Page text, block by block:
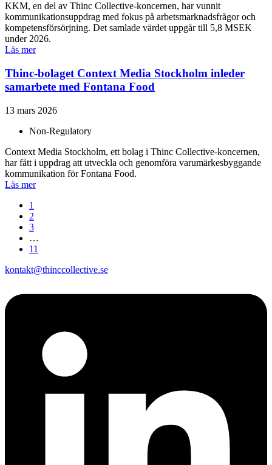
KKM, en del av Thinc Collective-koncernen, har vunnit
kommunikationsuppdrag med fokus på arbetsmarknadsfrågor och
kompetensförsörjning. Det samlade värdet uppgår till 5,8 MSEK
under 2026.
Läs mer
Thinc-bolaget Context Media Stockholm inleder
samarbete med Fontana Food
13 mars 2026
Non-Regulatory
Context Media Stockholm, ett bolag i Thinc Collective-koncernen,
har fått i uppdrag att utveckla och genomföra varumärkesbyggande
kommunikation för Fontana Food.
Läs mer
1
2
3
…
11
kontakt@thinccollective.se